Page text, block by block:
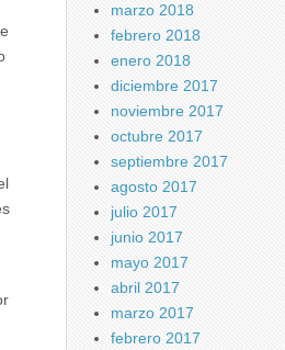
marzo 2018
febrero 2018
enero 2018
diciembre 2017
noviembre 2017
octubre 2017
septiembre 2017
agosto 2017
julio 2017
junio 2017
mayo 2017
abril 2017
marzo 2017
febrero 2017